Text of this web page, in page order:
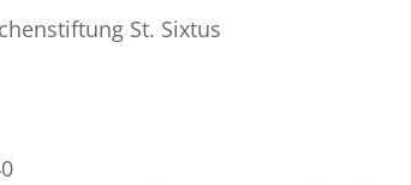
St. Sixtus